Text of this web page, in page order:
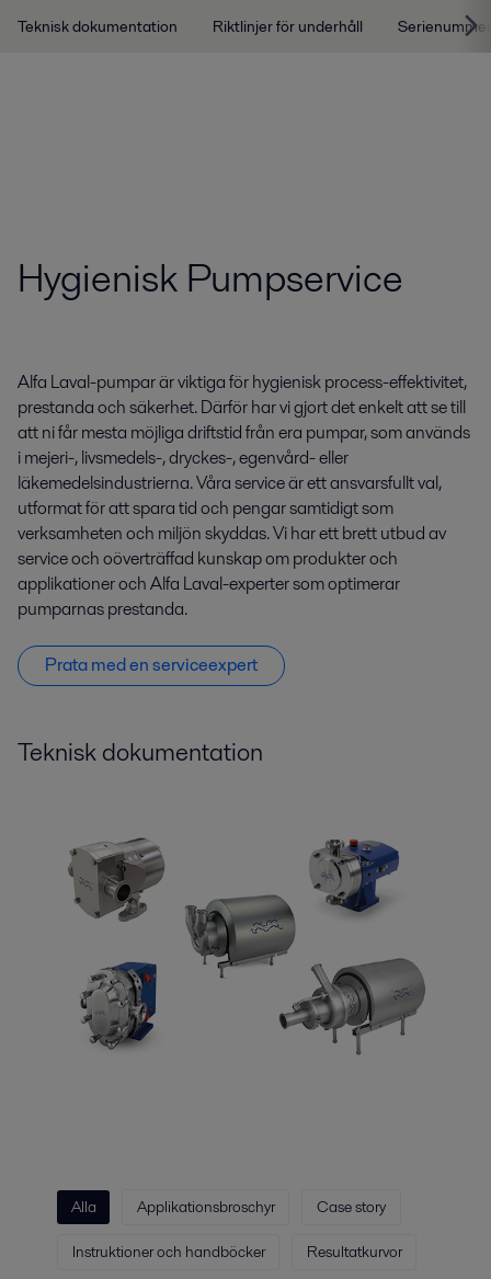
Teknisk dokumentation Riktlinjer för underhåll
Hygienisk Pumpservice
Alfa Laval-pumpar är viktiga för hygienisk process-effektivitet,
prestanda och säkerhet. Därför har vi gjort det enkelt att se till
att ni får mesta möjliga driftstid från era pumpar, som används
i mejeri-, livsmedels-, dryckes-, egenvård- eller
läkemedelsindustrierna. Våra service är ett ansvarsfullt val,
utformat för att spara tid och pengar samtidigt som
verksamheten och miljön skyddas. Vi har ett brett utbud av
service och oöverträffad kunskap om produkter och
applikationer och Alfa Laval-experter som optimerar
pumparnas prestanda.
Prata med en serviceexpert
Teknisk dokumentation
Alla Applikationsbroschyr Case story
Instruktioner och handböcker Resultatkurvor